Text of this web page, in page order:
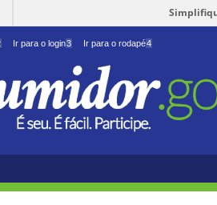
Ir para o login3 Ir para o rodapé4